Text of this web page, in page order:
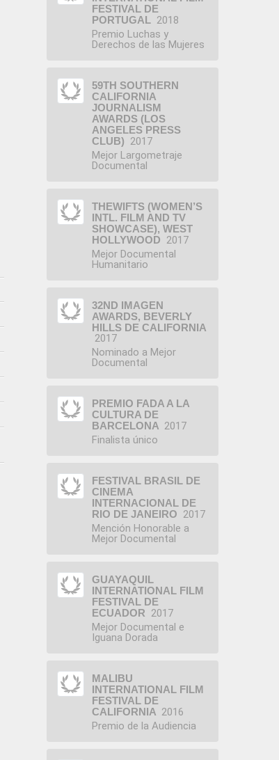
FESTIVAL DE
PORTUGAL 2018
Premio Luchas y
Derechos de las Mujeres
59TH SOUTHERN
CALIFORNIA
JOURNALISM
AWARDS (LOS
ANGELES PRESS
CLUB) 2017
Mejor Largometraje
Documental
THEWIFTS (WOMEN’S
INTL. FILM AND TV
SHOWCASE), WEST
HOLLYWOOD 2017
Mejor Documental
Humanitario
32ND IMAGEN
AWARDS, BEVERLY
HILLS DE CALIFORNIA
2017
Nominado a Mejor
Documental
PREMIO FADA A LA
CULTURA DE
BARCELONA 2017
Finalista único
FESTIVAL BRASIL DE
CINEMA
INTERNACIONAL DE
RIO DE JANEIRO 2017
Mención Honorable a
Mejor Documental
GUAYAQUIL
INTERNATIONAL FILM
FESTIVAL DE
ECUADOR 2017
Mejor Documental e
Iguana Dorada
MALIBU
INTERNATIONAL FILM
FESTIVAL DE
CALIFORNIA 2016
Premio de la Audiencia